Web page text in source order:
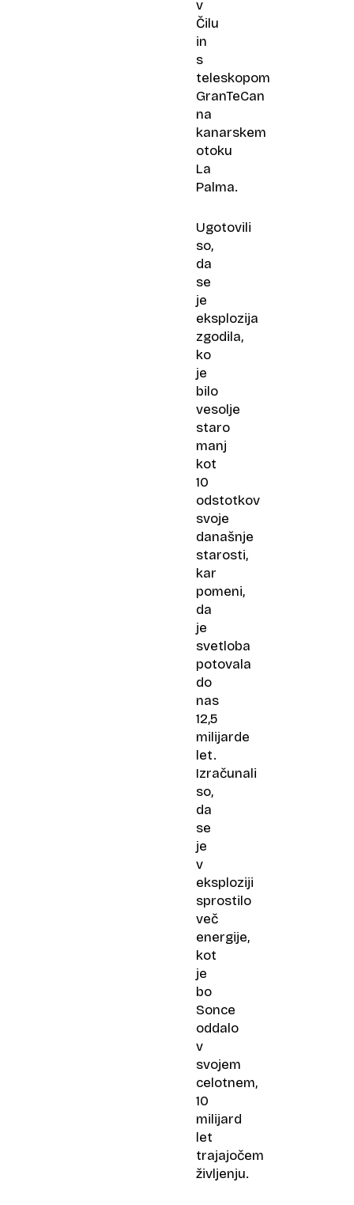
v
Čilu
in
s
teleskopom
GranTeCan
na
kanarskem
otoku
La
Palma.
Ugotovili
so,
da
se
je
eksplozija
zgodila,
ko
je
bilo
vesolje
staro
manj
kot
10
odstotkov
svoje
današnje
starosti,
kar
pomeni,
da
je
svetloba
potovala
do
nas
12,5
milijarde
let.
Izračunali
so,
da
se
je
v
eksploziji
sprostilo
več
energije,
kot
je
bo
Sonce
oddalo
v
svojem
celotnem,
10
milijard
let
trajajočem
življenju.